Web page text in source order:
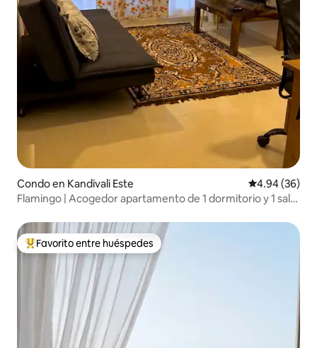
Condo en Kandivali Este Calificación
4.94 (36)
Flamingo | Acogedor apartamento de 1 dormitorio y 1 sala
Favorito entre huéspedes preferido
Favorito entre huéspedes